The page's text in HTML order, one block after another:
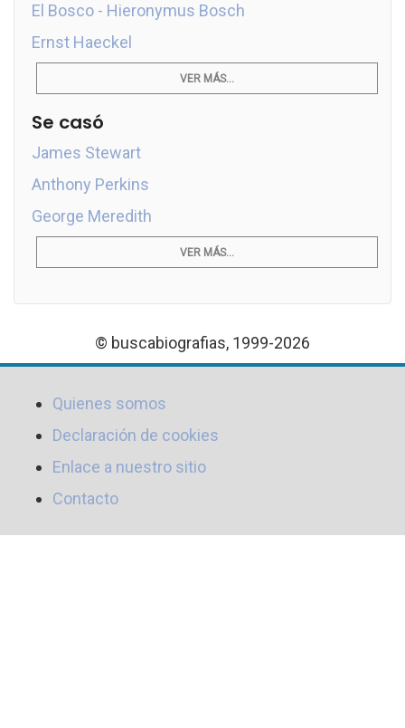
El Bosco - Hieronymus Bosch
Ernst Haeckel
VER MÁS...
Se casó
James Stewart
Anthony Perkins
George Meredith
VER MÁS...
© buscabiografias, 1999-2026
Quienes somos
Declaración de cookies
Enlace a nuestro sitio
Contacto